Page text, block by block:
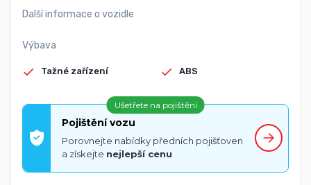
Další informace o vozidle
Výbava
Tažné zařízení ABS
Ušetřete na pojištění
Pojištění vozu
Porovnejte nabídky předních pojišťoven
a získejte nejlepší cenu